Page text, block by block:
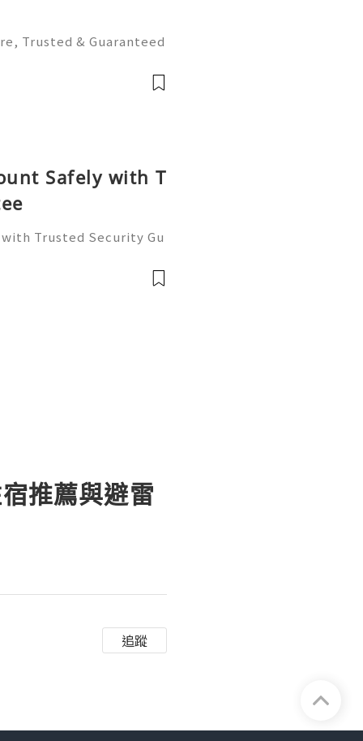
Trusted & Guaranteed
and does what it p
Safely with T
Trusted Security Gu
or personal informati
推薦與避雷
追蹤